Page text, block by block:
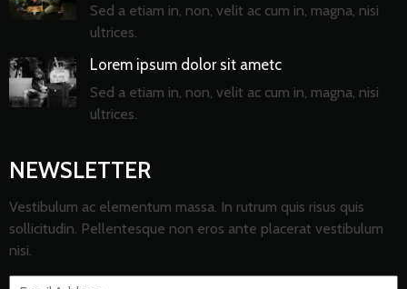
Sed a etiam in, non, velit ac cum in, magna, nisi
ultrices.
Lorem ipsum dolor sit ametc
Sed a etiam in, non, velit ac cum in, magna, nisi
ultrices.
NEWSLETTER
Vestibulum ac elementum massa. In rutrum quis risus quis
sollicitudin. Pellentesque non eros ante placerat vestibulum
nisi.